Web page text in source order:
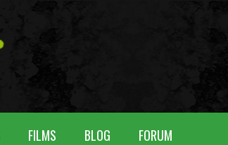
FILMS BLOG FORUM